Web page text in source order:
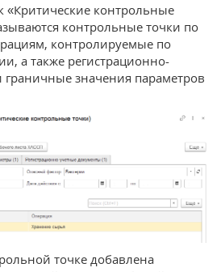
«Критические контрольные
контрольные точки по
контролируемые по
а также регистрационно-
значения параметров
точке добавлена